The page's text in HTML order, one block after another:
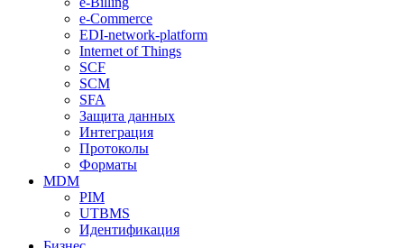
e-Commerce
EDI-network-platform
Internet of Things
SCF
SCM
SFA
Защита данных
Интеграция
Протоколы
Форматы
MDM
PIM
UTBMS
Идентификация